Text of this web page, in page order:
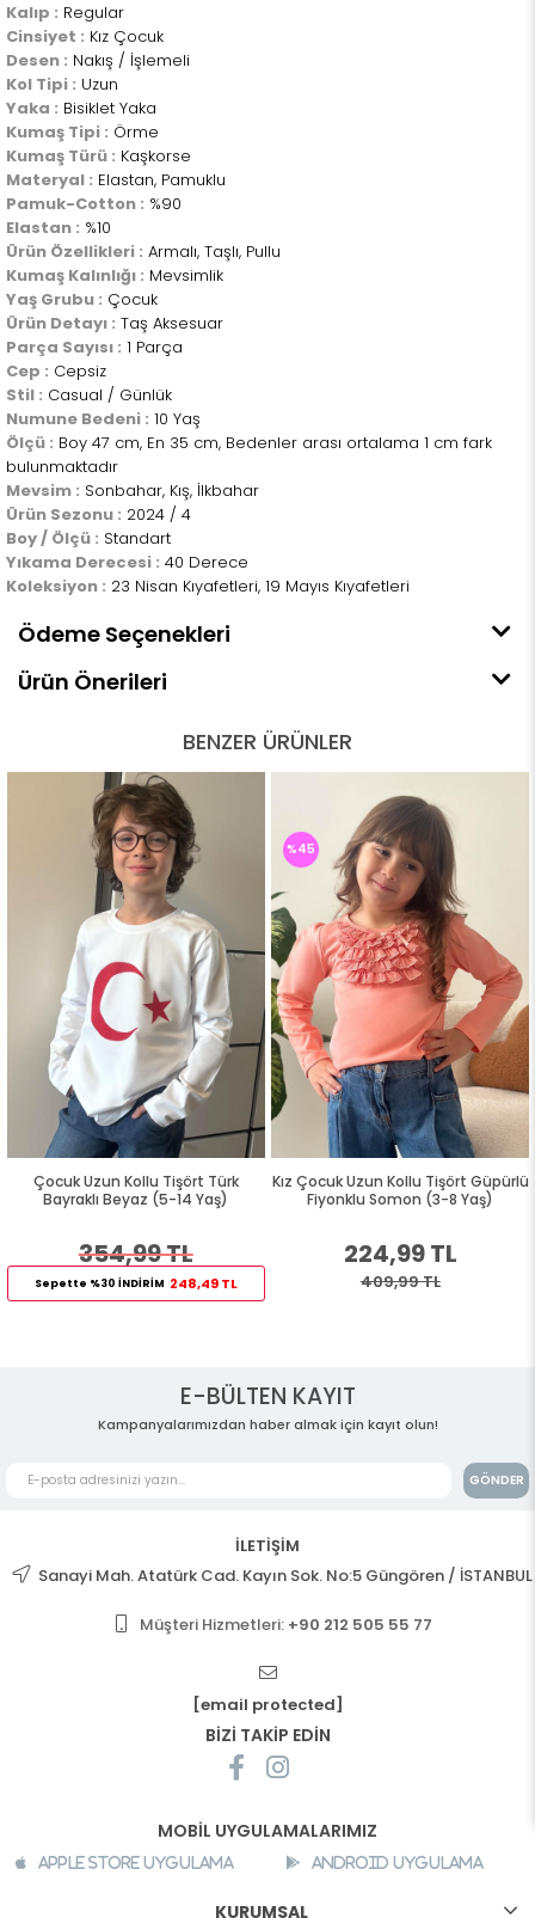
Kalıp : Regular
Cinsiyet : Kız Çocuk
Desen : Nakış / İşlemeli
Kol Tipi : Uzun
Yaka : Bisiklet Yaka
Kumaş Tipi : Örme
Kumaş Türü : Kaşkorse
Materyal : Elastan, Pamuklu
Pamuk-Cotton : %90
Elastan : %10
Ürün Özellikleri : Armalı, Taşlı, Pullu
Kumaş Kalınlığı : Mevsimlik
Yaş Grubu : Çocuk
Ürün Detayı : Taş Aksesuar
Parça Sayısı : 1 Parça
Cep : Cepsiz
Stil : Casual / Günlük
Numune Bedeni : 10 Yaş
Ölçü : Boy 47 cm, En 35 cm, Bedenler arası ortalama 1 cm fark
bulunmaktadır
Mevsim : Sonbahar, Kış, İlkbahar
Ürün Sezonu : 2024 / 4
Boy / Ölçü : Standart
Yıkama Derecesi : 40 Derece
Koleksiyon : 23 Nisan Kıyafetleri, 19 Mayıs Kıyafetleri
Ödeme Seçenekleri
Ürün Önerileri
BENZER ÜRÜNLER
Çocuk Uzun Kollu Tişört Türk
Bayraklı Beyaz (5-14 Yaş)
354,99 TL
Sepette %30 İNDİRİM 248,49 TL
Kız Çocuk Uzun Kollu Tişört Güpürlü
Fiyonklu Somon (3-8 Yaş)
224,99 TL
409,99 TL
%45
E-BÜLTEN KAYIT
Kampanyalarımızdan haber almak için kayıt olun!
GÖNDER
İLETİŞİM
Sanayi Mah. Atatürk Cad. Kayın Sok. No:5 Güngören / İSTANBUL
Müşteri Hizmetleri: +90 212 505 55 77
[email protected]
BİZİ TAKİP EDİN
MOBİL UYGULAMALARIMIZ
Apple Store Uygulama Android Uygulama
KURUMSAL